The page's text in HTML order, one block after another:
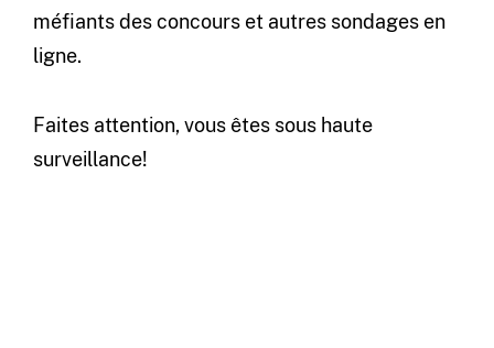
méfiants des concours et autres sondages en
ligne.
Faites attention, vous êtes sous haute
surveillance!